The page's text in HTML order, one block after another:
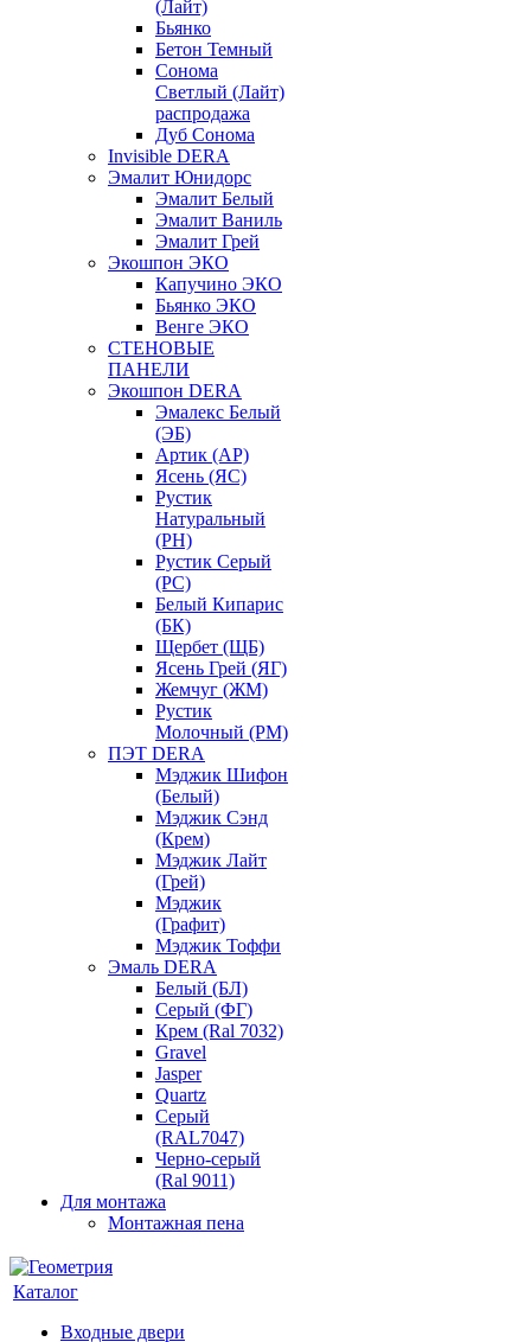
(Лайт)
Бьянко
Бетон Темный
Сонома
Светлый (Лайт)
распродажа
Дуб Сонома
Invisible DERA
Эмалит Юнидорс
Эмалит Белый
Эмалит Ваниль
Эмалит Грей
Экошпон ЭКО
Капучино ЭКО
Бьянко ЭКО
Венге ЭКО
СТЕНОВЫЕ
ПАНЕЛИ
Экошпон DERA
Эмалекс Белый
(ЭБ)
Артик (АР)
Ясень (ЯС)
Рустик
Натуральный
(РН)
Рустик Серый
(РС)
Белый Кипарис
(БК)
Щербет (ЩБ)
Ясень Грей (ЯГ)
Жемчуг (ЖМ)
Рустик
Молочный (РМ)
ПЭТ DERA
Мэджик Шифон
(Белый)
Мэджик Сэнд
(Крем)
Мэджик Лайт
(Грей)
Мэджик
(Графит)
Мэджик Тоффи
Эмаль DERA
Белый (БЛ)
Серый (ФГ)
Крем (Ral 7032)
Gravel
Jasper
Quartz
Серый
(RAL7047)
Черно-серый
(Ral 9011)
Для монтажа
Монтажная пена
Каталог
Входные двери